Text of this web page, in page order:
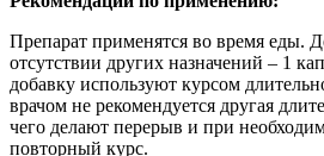
Препарат применятся во время еды.
отсутствии других назначений – 1
добавку используют курсом
врачом не рекомендуется другая
чего делают перерыв и при
повторный курс.